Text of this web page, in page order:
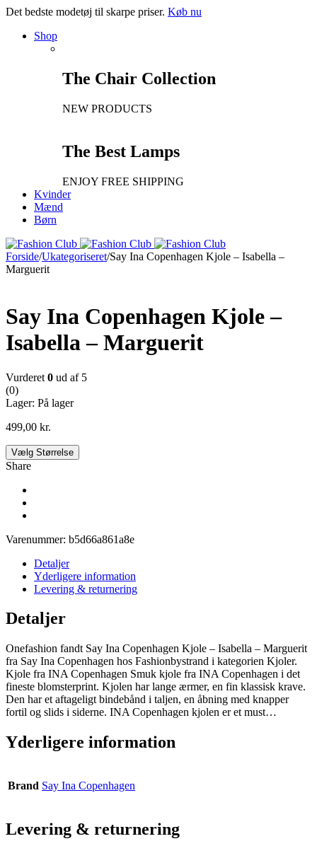
Det bedste modetøj til skarpe priser. Køb nu
Shop
The Chair Collection
NEW PRODUCTS
The Best Lamps
ENJOY FREE SHIPPING
Kvinder
Mænd
Børn
Forside/Ukategoriseret/Say Ina Copenhagen Kjole – Isabella –
Marguerit
Say Ina Copenhagen Kjole –
Isabella – Marguerit
Vurderet 0 ud af 5
(0)
Lager: På lager
499,00 kr.
Vælg Størrelse
Share
Varenummer: b5d66a861a8e
Detaljer
Yderligere information
Levering & returnering
Detaljer
Onefashion fandt Say Ina Copenhagen Kjole – Isabella – Marguerit
fra Say Ina Copenhagen hos Fashionbystrand i kategorien Kjoler.
Kjole fra INA Copenhagen Smuk kjole fra INA Copenhagen i det
fineste blomsterprint. Kjolen har lange ærmer, en fin klassisk krave.
Den har et aftageligt bindebånd i taljen, en åbning med knapper
fortil og slids i siderne. INA Copenhagen kjolen er et must…
Yderligere information
Brand Say Ina Copenhagen
Levering & returnering